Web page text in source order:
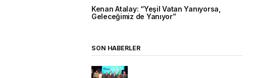
Kenan Atalay: “Yeşil Vatan Yanıyorsa,
Geleceğimiz de Yanıyor”
SON HABERLER